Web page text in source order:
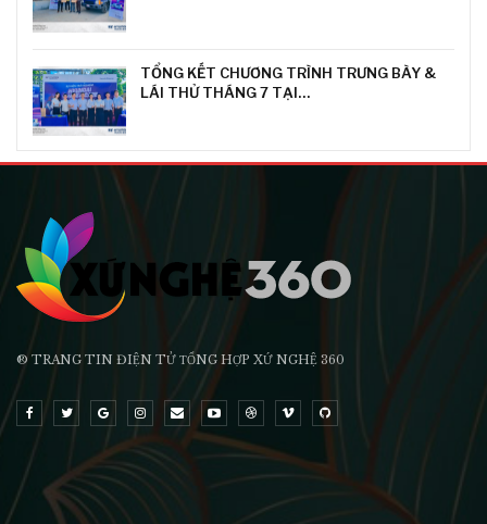
TỔNG KẾT CHƯƠNG TRÌNH TRƯNG BÀY &
LÁI THỬ THÁNG 7 TẠI…
® TRANG TIN ĐIỆN TỬ ТỔNG HỢP XỨ NGHỆ 360